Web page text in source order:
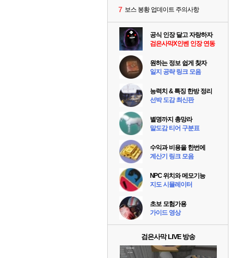
7 보스 봉황 업데이트 주의사항
공식 인장 달고 자랑하자
검은사막X인벤 인장 연동
원하는 정보 쉽게 찾자
일지 공략 링크 모음
능력치 & 특징 한방 정리
선박 도감 최신판
별명까지 총망라
말도감 티어 구분표
수익과 비용을 한번에
계산기 링크 모음
NPC 위치와 메모기능
지도 시뮬레이터
초보 모험가용
가이드 영상
검은사막 LIVE 방송